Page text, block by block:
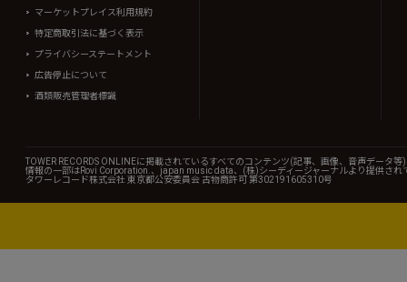
マーケットプレイス利用規約
特定商取引法に基づく表示
プライバシーステートメント
広告停止について
酒類販売管理者標識
TOWER RECORDS ONLINEに掲載されているすべてのコンテンツ(記事、画像、音声データ
情報の一部はRovi Corporation.、japan music data、(株)シーディージャーナルより提供され
タワーレコード株式会社 東京都公安委員会 古物商許可 第302191605310号